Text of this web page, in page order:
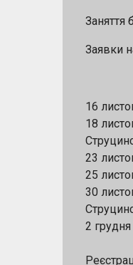
Заняття
Заявки
16
18
23
25
30
2 грудня